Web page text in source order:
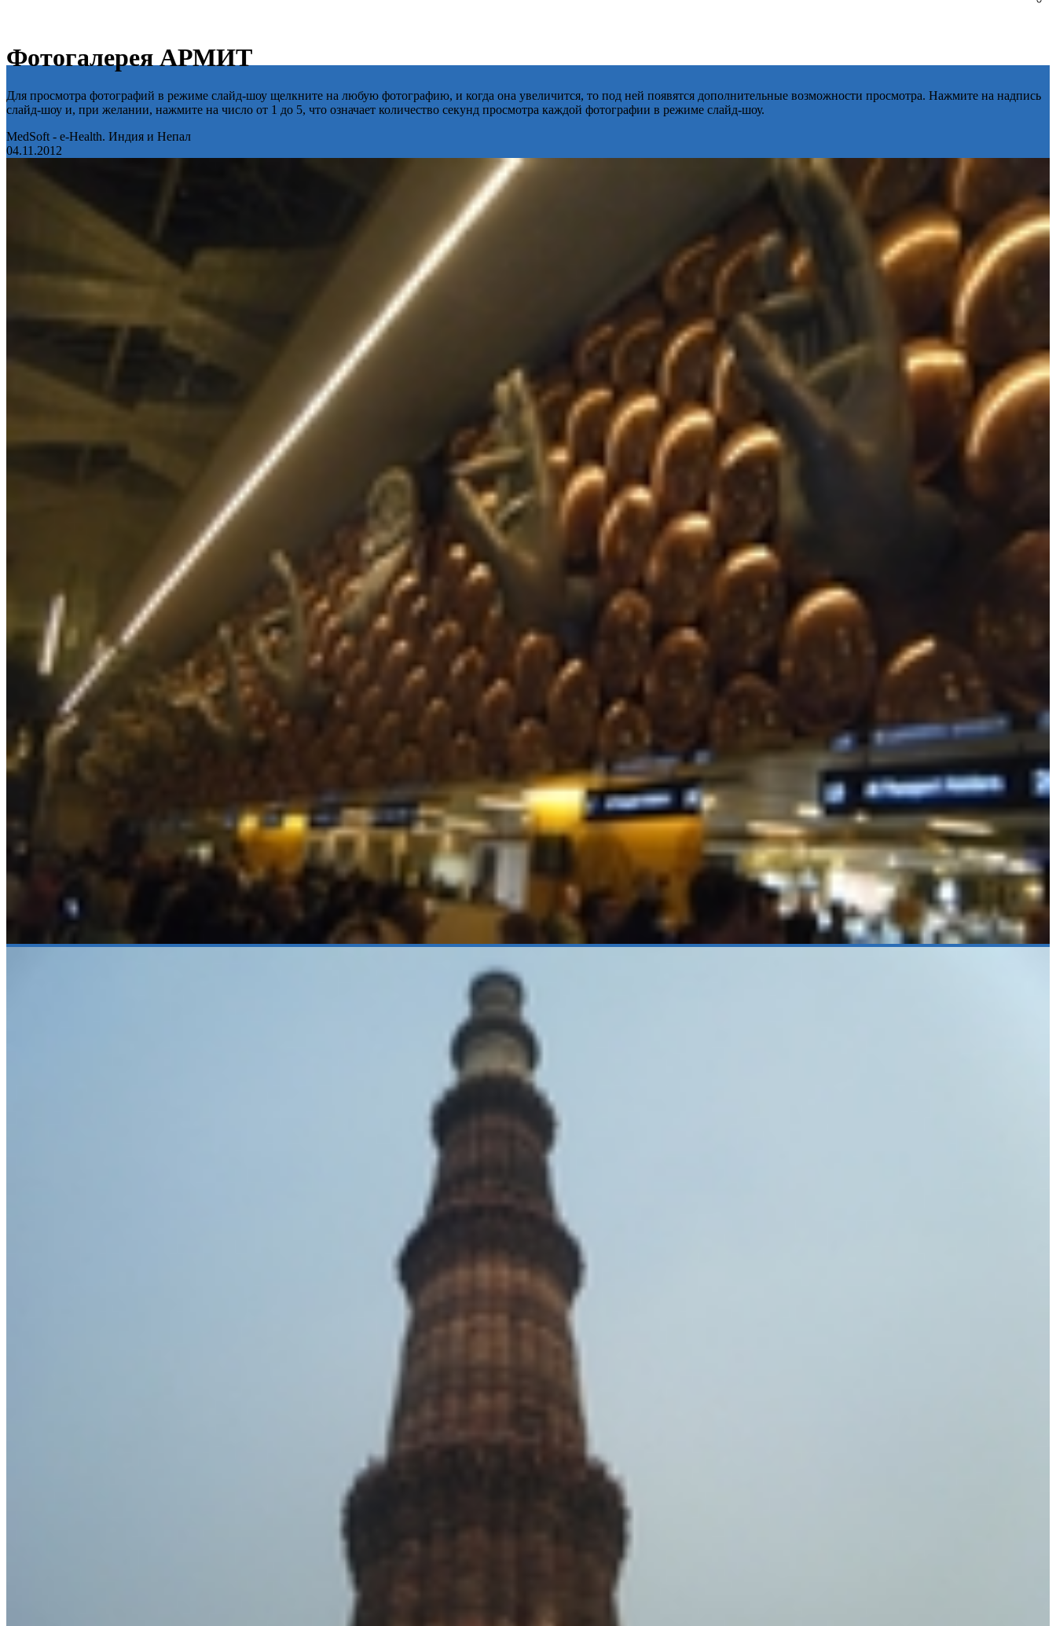
Фотогалерея АРМИТ
Для просмотра фотографий в режиме слайд-шоу щелкните на любую фотографию, и когда она увеличится, то под ней появятся дополнительные возможности просмотра. Нажмите на надпись
слайд-шоу и, при желании, нажмите на число от 1 до 5, что означает количество секунд просмотра каждой фотографии в режиме слайд-шоу.
MedSoft - e-Health. Индия и Непал
04.11.2012